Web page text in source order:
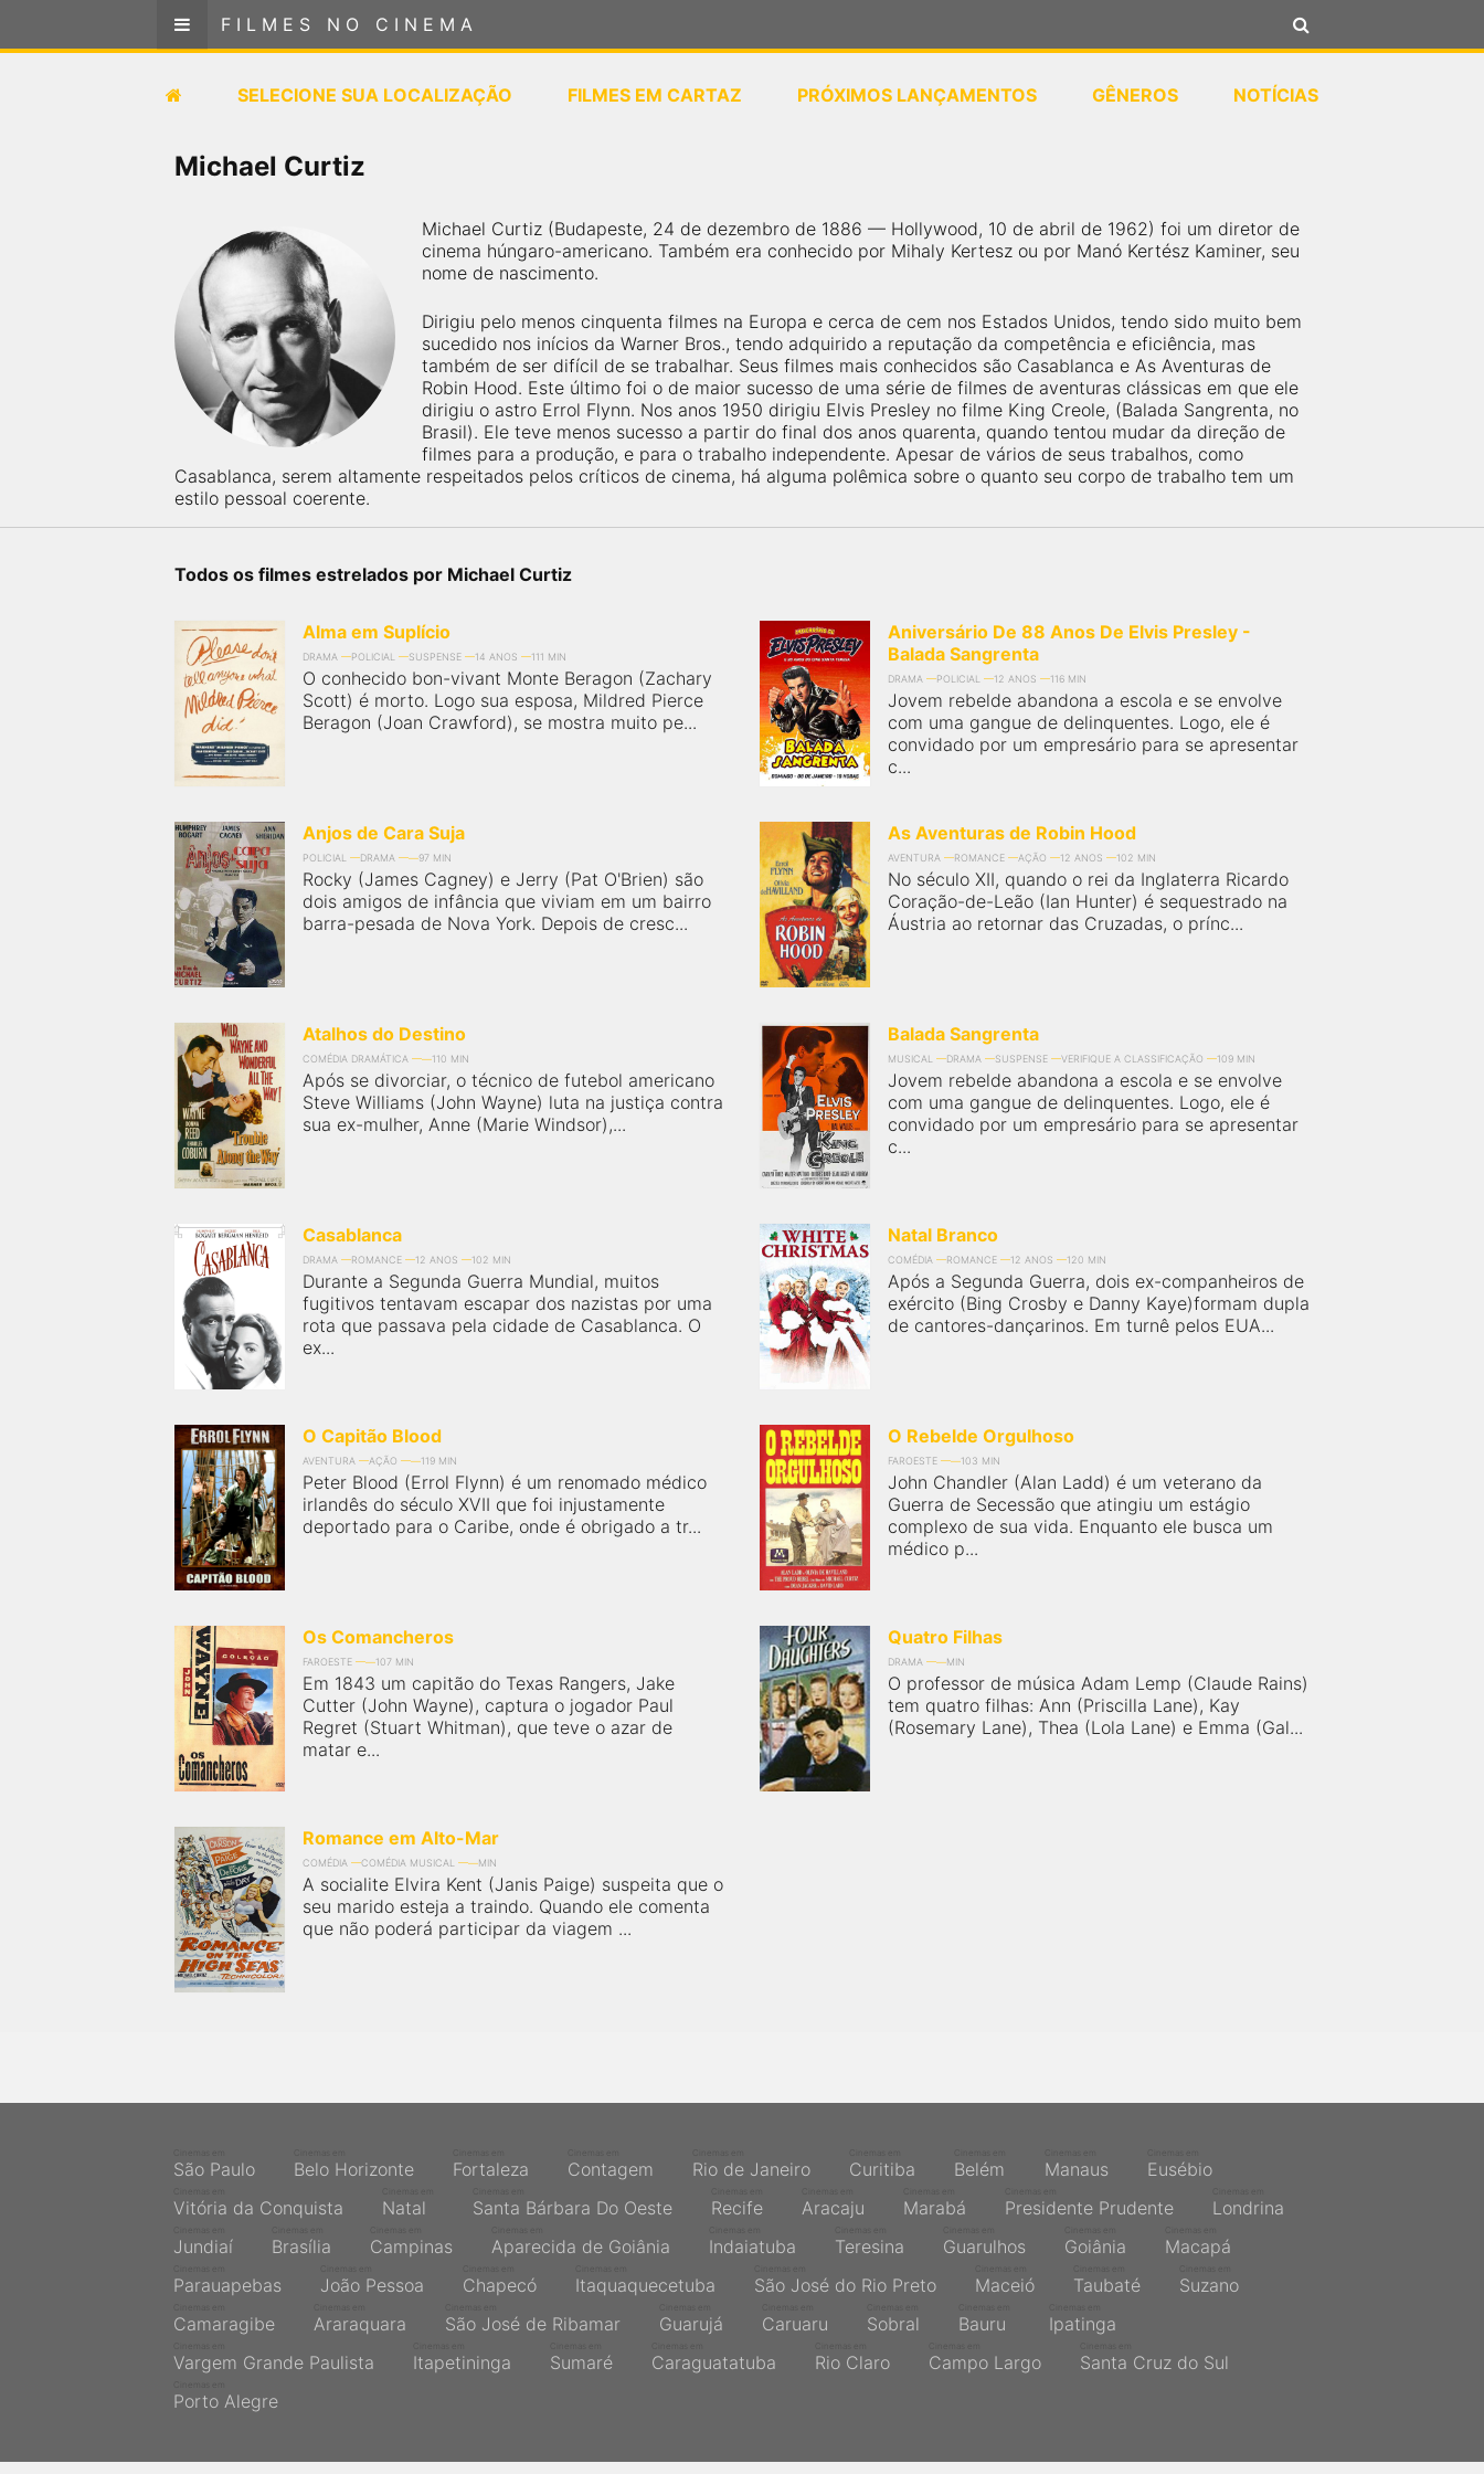
FILMES NO CINEMA
SELECIONE SUA LOCALIZAÇÃO FILMES EM CARTAZ PRÓXIMOS LANÇAMENTOS GÊNEROS NOTÍCIAS
Michael Curtiz
Michael Curtiz (Budapeste, 24 de dezembro de 1886 — Hollywood, 10 de abril de 1962) foi um diretor de
cinema húngaro-americano. Também era conhecido por Mihaly Kertesz ou por Manó Kertész Kaminer, seu
nome de nascimento.
Dirigiu pelo menos cinquenta filmes na Europa e cerca de cem nos Estados Unidos, tendo sido muito bem
sucedido nos inícios da Warner Bros., tendo adquirido a reputação da competência e eficiência, mas
também de ser difícil de se trabalhar. Seus filmes mais conhecidos são Casablanca e As Aventuras de
Robin Hood. Este último foi o de maior sucesso de uma série de filmes de aventuras clássicas em que ele
dirigiu o astro Errol Flynn. Nos anos 1950 dirigiu Elvis Presley no filme King Creole, (Balada Sangrenta, no
Brasil). Ele teve menos sucesso a partir do final dos anos quarenta, quando tentou mudar da direção de
filmes para a produção, e para o trabalho independente. Apesar de vários de seus trabalhos, como
Casablanca, serem altamente respeitados pelos críticos de cinema, há alguma polêmica sobre o quanto seu corpo de trabalho tem um
estilo pessoal coerente.
Todos os filmes estrelados por Michael Curtiz
Alma em Suplício
DRAMA POLICIAL SUSPENSE 14 ANOS 111 MIN
O conhecido bon-vivant Monte Beragon (Zachary
Scott) é morto. Logo sua esposa, Mildred Pierce
Beragon (Joan Crawford), se mostra muito pe...
Aniversário De 88 Anos De Elvis Presley -
Balada Sangrenta
DRAMA POLICIAL 12 ANOS 116 MIN
Jovem rebelde abandona a escola e se envolve
com uma gangue de delinquentes. Logo, ele é
convidado por um empresário para se apresentar
c...
Anjos de Cara Suja
POLICIAL DRAMA 97 MIN
Rocky (James Cagney) e Jerry (Pat O'Brien) são
dois amigos de infância que viviam em um bairro
barra-pesada de Nova York. Depois de cresc...
As Aventuras de Robin Hood
AVENTURA ROMANCE AÇÃO 12 ANOS 102 MIN
No século XII, quando o rei da Inglaterra Ricardo
Coração-de-Leão (Ian Hunter) é sequestrado na
Áustria ao retornar das Cruzadas, o prínc...
Atalhos do Destino
COMÉDIA DRAMÁTICA 110 MIN
Após se divorciar, o técnico de futebol americano
Steve Williams (John Wayne) luta na justiça contra
sua ex-mulher, Anne (Marie Windsor),...
Balada Sangrenta
MUSICAL DRAMA SUSPENSE VERIFIQUE A CLASSIFICAÇÃO 109 MIN
Jovem rebelde abandona a escola e se envolve
com uma gangue de delinquentes. Logo, ele é
convidado por um empresário para se apresentar
c...
Casablanca
DRAMA ROMANCE 12 ANOS 102 MIN
Durante a Segunda Guerra Mundial, muitos
fugitivos tentavam escapar dos nazistas por uma
rota que passava pela cidade de Casablanca. O
ex...
Natal Branco
COMÉDIA ROMANCE 12 ANOS 120 MIN
Após a Segunda Guerra, dois ex-companheiros de
exército (Bing Crosby e Danny Kaye)formam dupla
de cantores-dançarinos. Em turnê pelos EUA...
O Capitão Blood
AVENTURA AÇÃO 119 MIN
Peter Blood (Errol Flynn) é um renomado médico
irlandês do século XVII que foi injustamente
deportado para o Caribe, onde é obrigado a tr...
O Rebelde Orgulhoso
FAROESTE 103 MIN
John Chandler (Alan Ladd) é um veterano da
Guerra de Secessão que atingiu um estágio
complexo de sua vida. Enquanto ele busca um
médico p...
Os Comancheros
FAROESTE 107 MIN
Em 1843 um capitão do Texas Rangers, Jake
Cutter (John Wayne), captura o jogador Paul
Regret (Stuart Whitman), que teve o azar de
matar e...
Quatro Filhas
DRAMA MIN
O professor de música Adam Lemp (Claude Rains)
tem quatro filhas: Ann (Priscilla Lane), Kay
(Rosemary Lane), Thea (Lola Lane) e Emma (Gal...
Romance em Alto-Mar
COMÉDIA COMÉDIA MUSICAL MIN
A socialite Elvira Kent (Janis Paige) suspeita que o
seu marido esteja a traindo. Quando ele comenta
que não poderá participar da viagem ...
São Paulo Belo Horizonte Fortaleza Contagem Rio de Janeiro Curitiba Belém Manaus Eusébio
Vitória da Conquista Natal Santa Bárbara Do Oeste Recife Aracaju Marabá Presidente Prudente Londrina
Jundiaí Brasília Campinas Aparecida de Goiânia Indaiatuba Teresina Guarulhos Goiânia Macapá
Parauapebas João Pessoa Chapecó Itaquaquecetuba São José do Rio Preto Maceió Taubaté Suzano
Camaragibe Araraquara São José de Ribamar Guarujá Caruaru Sobral Bauru Ipatinga
Vargem Grande Paulista Itapetininga Sumaré Caraguatatuba Rio Claro Campo Largo Santa Cruz do Sul
Porto Alegre
FILMES NO CINEMA
SELECIONE SUA LOCALIZAÇÃO
PÁGINA INICIAL
é o maior localizador de
você pode encontrar os filmes no cinema mais
próximos a você ou a qualquer cidade em território